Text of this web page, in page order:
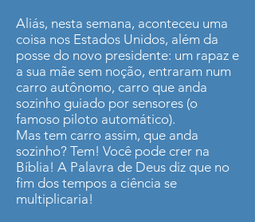
Aliás, nesta semana, aconteceu uma
coisa nos Estados Unidos, além da
posse do novo presidente: um rapaz e
a sua mãe sem noção, entraram num
carro autônomo, carro que anda
sozinho guiado por sensores (o
famoso piloto automático).
Mas tem carro assim, que anda
sozinho? Tem! Você pode crer na
Bíblia! A Palavra de Deus diz que no
fim dos tempos a ciência se
multiplicaria!